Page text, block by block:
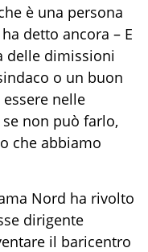
è una persona
detto ancora – E
delle dimissioni
o un buon
nelle
non può farlo,
che abbiamo
Nord ha rivolto
dirigente
il baricentro